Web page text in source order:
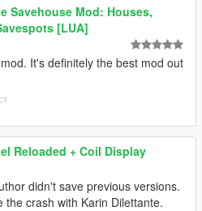
Savehouse Mod: Houses,
[LUA]
It's definitely the best mod out
Reloaded + Coil Display
didn't save previous versions.
the crash with Karin Dilettante.